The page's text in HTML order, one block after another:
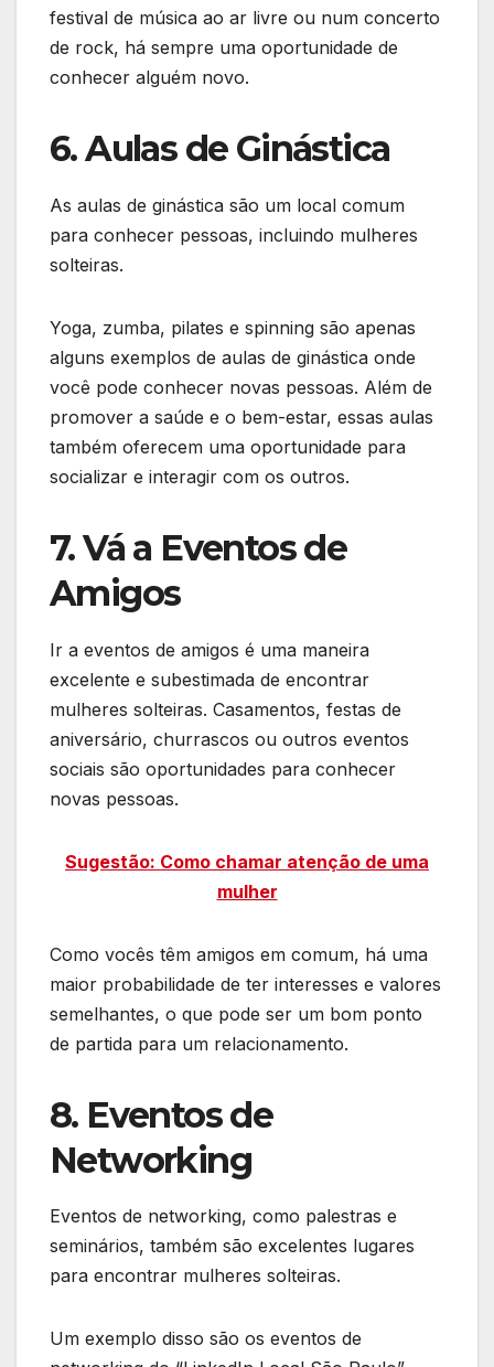
festival de música ao ar livre ou num concerto
de rock, há sempre uma oportunidade de
conhecer alguém novo.
6. Aulas de Ginástica
As aulas de ginástica são um local comum
para conhecer pessoas, incluindo mulheres
solteiras.
Yoga, zumba, pilates e spinning são apenas
alguns exemplos de aulas de ginástica onde
você pode conhecer novas pessoas. Além de
promover a saúde e o bem-estar, essas aulas
também oferecem uma oportunidade para
socializar e interagir com os outros.
7. Vá a Eventos de
Amigos
Ir a eventos de amigos é uma maneira
excelente e subestimada de encontrar
mulheres solteiras. Casamentos, festas de
aniversário, churrascos ou outros eventos
sociais são oportunidades para conhecer
novas pessoas.
Sugestão: Como chamar atenção de uma
mulher
Como vocês têm amigos em comum, há uma
maior probabilidade de ter interesses e valores
semelhantes, o que pode ser um bom ponto
de partida para um relacionamento.
8. Eventos de
Networking
Eventos de networking, como palestras e
seminários, também são excelentes lugares
para encontrar mulheres solteiras.
Um exemplo disso são os eventos de